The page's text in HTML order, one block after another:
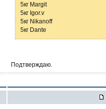
5кг Margit
5кг Igor.v
5кг Nikanoff
5кг Dante
Подтверждаю.